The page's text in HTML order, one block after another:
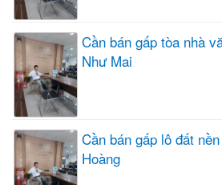
Cần bán gấp tòa nhà
Như Mai
Cần bán gấp lô đất
Hoàng